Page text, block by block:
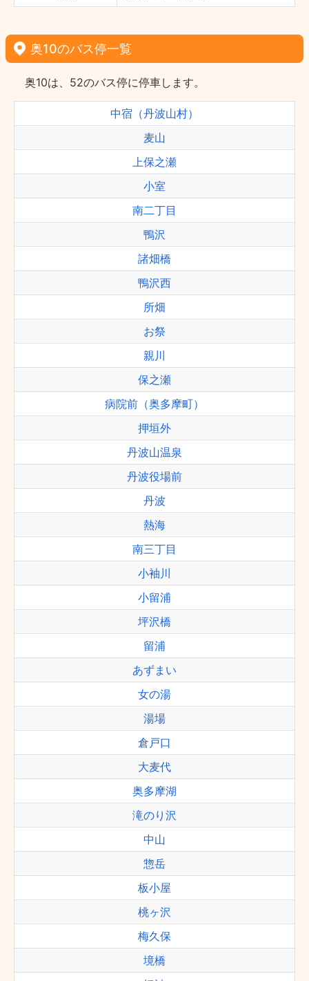
奥10のバス停一覧
奥10は、52のバス停に停車します。
中宿（丹波山村）
麦山
上保之瀬
小室
南二丁目
鴨沢
諸畑橋
鴨沢西
所畑
お祭
親川
保之瀬
病院前（奥多摩町）
押垣外
丹波山温泉
丹波役場前
丹波
熱海
南三丁目
小袖川
小留浦
坪沢橋
留浦
あずまい
女の湯
湯場
倉戸口
大麦代
奥多摩湖
滝のり沢
中山
惣岳
板小屋
桃ヶ沢
梅久保
境橋